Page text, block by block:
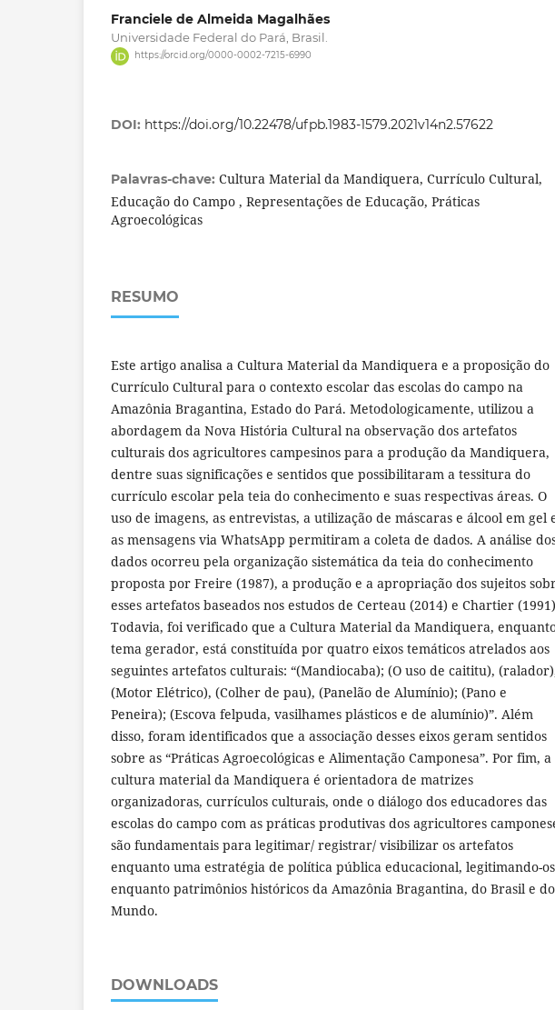
Franciele de Almeida Magalhães
Universidade Federal do Pará, Brasil.
https://orcid.org/0000-0002-7215-6990
DOI: https://doi.org/10.22478/ufpb.1983-1579.2021v14n2.57622
Palavras-chave: Cultura Material da Mandiquera, Currículo Cultural,
Educação do Campo , Representações de Educação, Práticas
Agroecológicas
RESUMO
Este artigo analisa a Cultura Material da Mandiquera e a proposição do
Currículo Cultural para o contexto escolar das escolas do campo na
Amazônia Bragantina, Estado do Pará. Metodologicamente, utilizou a
abordagem da Nova História Cultural na observação dos artefatos
culturais dos agricultores campesinos para a produção da Mandiquera,
dentre suas significações e sentidos que possibilitaram a tessitura do
currículo escolar pela teia do conhecimento e suas respectivas áreas. O
uso de imagens, as entrevistas, a utilização de máscaras e álcool em gel
as mensagens via WhatsApp permitiram a coleta de dados. A análise
dados ocorreu pela organização sistemática da teia do conhecimento
proposta por Freire (1987), a produção e a apropriação dos sujeitos
esses artefatos baseados nos estudos de Certeau (2014) e Chartier
Todavia, foi verificado que a Cultura Material da Mandiquera,
tema gerador, está constituída por quatro eixos temáticos atrelados aos
seguintes artefatos culturais: “(Mandiocaba); (O uso de caititu),
(Motor Elétrico), (Colher de pau), (Panelão de Alumínio); (Pano e
Peneira); (Escova felpuda, vasilhames plásticos e de alumínio)”. Além
disso, foram identificados que a associação desses eixos geram sentidos
sobre as “Práticas Agroecológicas e Alimentação Camponesa”. Por fim, a
cultura material da Mandiquera é orientadora de matrizes
organizadoras, currículos culturais, onde o diálogo dos educadores das
escolas do campo com as práticas produtivas dos agricultores
são fundamentais para legitimar/ registrar/ visibilizar os artefatos
enquanto uma estratégia de política pública educacional, legitimando-
enquanto patrimônios históricos da Amazônia Bragantina, do Brasil e do
Mundo.
DOWNLOADS